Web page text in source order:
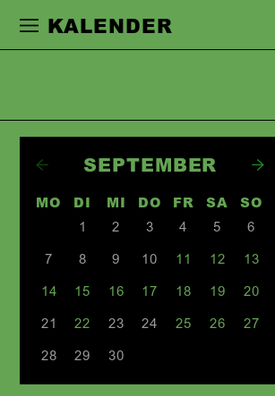
Zur Hauptnavigation springen
KALENDER
SEPTEMBER
MO DI MI DO FR SA
SO
1
2 3 4 5
6
7
8 9 10 11 12
13
14
15 16 17 18 19
20
21
22 23 24 25 26
27
28
29 30